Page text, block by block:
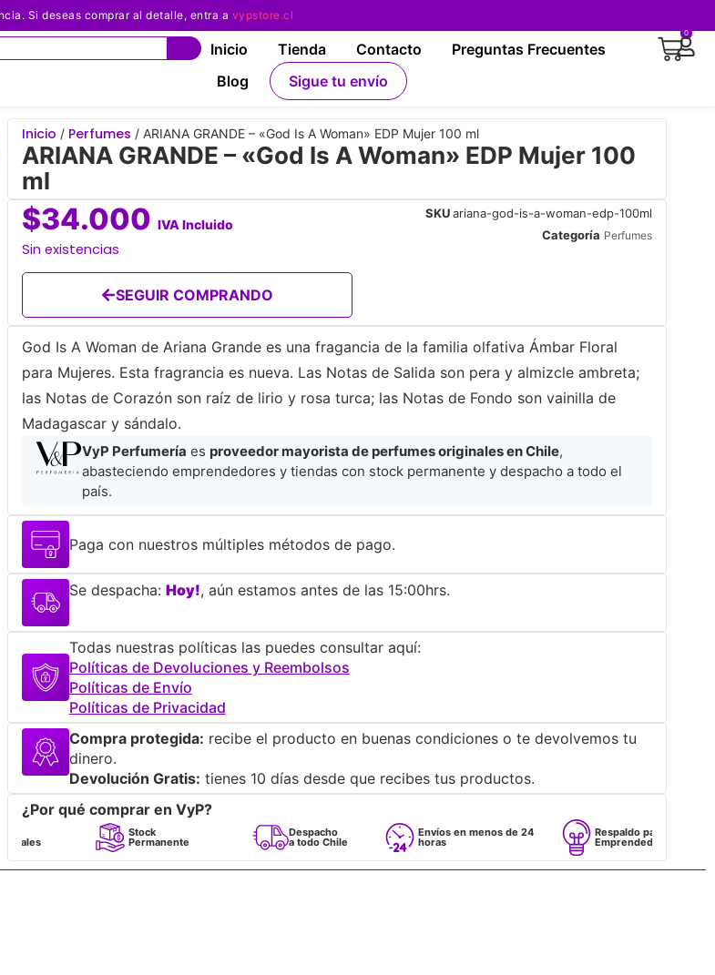
Si deseas comprar al detalle, entra a vypstore.cl
Inicio Tienda Contacto
Preguntas Frecuentes
Blog
Sigue tu envío
0
Inicio / Perfumes / ARIANA GRANDE – «God Is A Woman» EDP Mujer 100 ml
ARIANA GRANDE – «God Is A Woman» EDP Mujer 100
ml
$34.000 IVA Incluido
Sin existencias
SEGUIR COMPRANDO
SKUariana-god-is-a-woman-edp-100ml
Categoría Perfumes
God Is A Woman de Ariana Grande es una fragancia de la familia olfativa Ámbar Floral
para Mujeres. Esta fragrancia es nueva. Las Notas de Salida son pera y almizcle ambreta;
las Notas de Corazón son raíz de lirio y rosa turca; las Notas de Fondo son vainilla de
Madagascar y sándalo.
VyP Perfumería es proveedor mayorista de perfumes originales en Chile,
abasteciendo emprendedores y tiendas con stock permanente y despacho a todo el
país.
Paga con nuestros múltiples métodos de pago.
Se despacha: Hoy!, aún estamos antes de las 15:00hrs.
Todas nuestras políticas las puedes consultar aquí:
Políticas de Devoluciones y Reembolsos
Políticas de Envío
Políticas de Privacidad
Compra protegida: recibe el producto en buenas condiciones o te devolvemos tu
dinero.
Devolución Gratis: tienes 10 días desde que recibes tus productos.
¿Por qué comprar en VyP?
Stock
Permanente
Despacho
a todo Chile
Envíos en menos de 24
horas
Respaldo para
Emprendedores